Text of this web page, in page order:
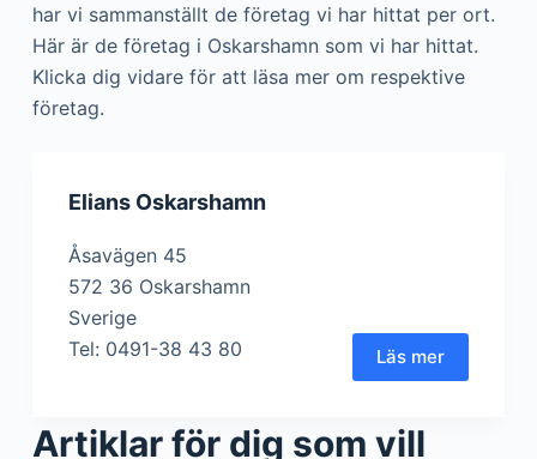
har vi sammanställt de företag vi har hittat per ort.
Här är de företag i Oskarshamn som vi har hittat.
Klicka dig vidare för att läsa mer om respektive
företag.
Elians Oskarshamn
Åsavägen 45
572 36 Oskarshamn
Sverige
Tel: 0491-38 43 80
Läs mer
Artiklar för dig som vill